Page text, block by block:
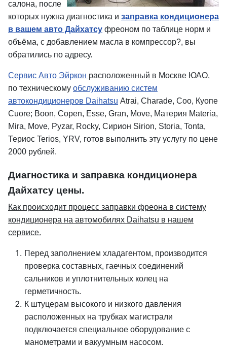
салона, после
которых нужна диагностика и заправка кондиционера
в вашем авто Дайхатсу фреоном по таблице норм и
объёма, с добавлением масла в компрессор?, вы
обратились по адресу.
Сервис Авто Эйркон расположенный в Москве ЮАО,
по техническому обслуживанию систем
автокондиционеров Daihatsu Atrai, Charade, Coo, Куопе
Cuore; Boon, Copen, Esse, Gran, Move, Материя Materia,
Mira, Move, Pyzar, Rocky, Сирион Sirion, Storia, Tonta,
Териос Terios, YRV, готов выполнить эту услугу по цене
2000 рублей.
Диагностика и заправка кондиционера
Дайхатсу цены.
Как происходит процесс заправки фреона в систему
кондиционера на автомобилях Daihatsu в нашем
сервисе.
Перед заполнением хладагентом, производится
проверка составных, гаечных соединений
сальников и уплотнительных колец на
герметичность.
К штуцерам высокого и низкого давления
расположенных на трубках магистрали
подключается специальное оборудование с
манометрами и вакуумным насосом.